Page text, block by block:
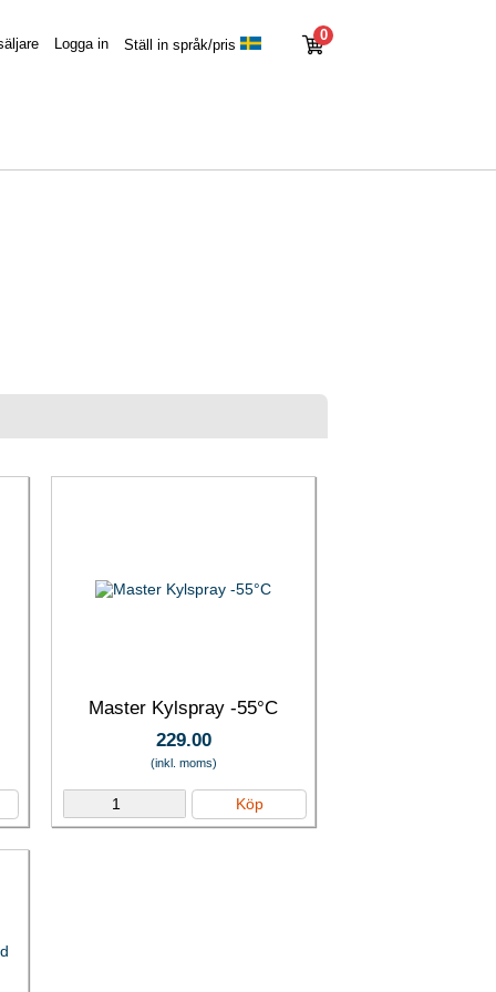
0
Ställ in språk/pris
Logga in
Master Kylspray -55°C
229.00
(inkl. moms)
Köp